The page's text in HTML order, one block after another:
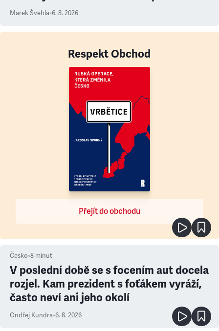
Marek Švehla•6. 8. 2026
Respekt Obchod
Přejít do obchodu
Česko•8 minut
V poslední době se s focením aut docela
rozjel. Kam prezident s foťákem vyráží,
často neví ani jeho okolí
Ondřej Kundra•6. 8. 2026